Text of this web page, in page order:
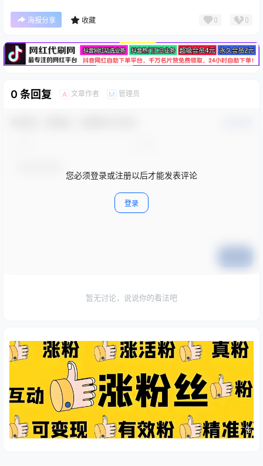
海报分享 收藏 0 0
广告
0 条回复 A 文章作者 M 管理员
您必须登录或注册以后才能发表评论
登录
暂无讨论，说说你的看法吧
广告